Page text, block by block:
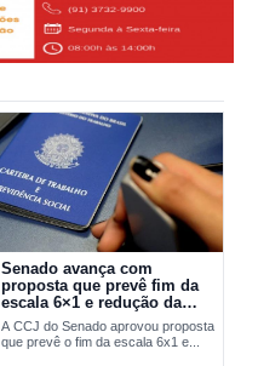
Senado avança com
proposta que prevê fim da
escala 6×1 e redução da
jornada de trabalho
A CCJ do Senado aprovou proposta
que prevê o fim da escala 6x1 e...